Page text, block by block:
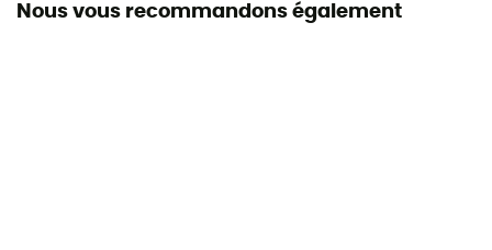
Nous vous recommandons également